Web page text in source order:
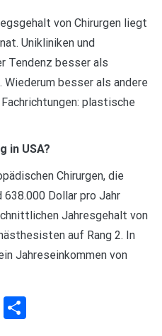
von Chirurgen liegt
Unikliniken und
Tendenz besser als
Wiederum besser als andere
plastische
in USA?
Chirurgen, die
Dollar pro Jahr
Jahresgehalt von
auf Rang 2. In
Jahreseinkommen von
Telegram